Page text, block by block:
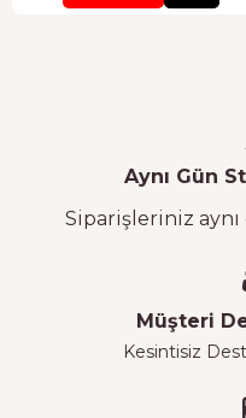
Aynı Gün
Siparişleriniz
Müşteri
Kesintisiz